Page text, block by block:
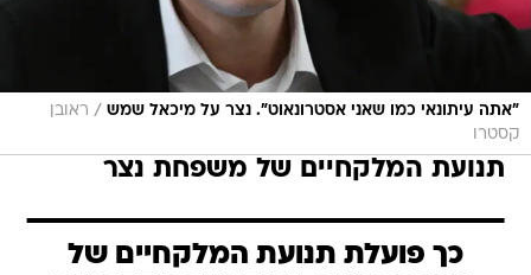
"אתה עיתונאי כמו שאני אסטרונאוט". נצר על מיכאל שמש / ראובן
קסטרו
תנועת המלקחיים של משפחת נצר
כך פועלת תנועת המלקחיים של